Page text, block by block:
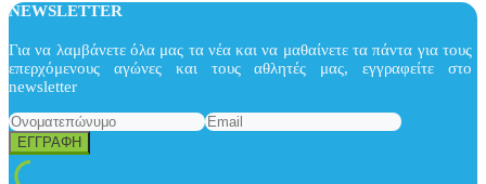
NEWSLETTER
Για να λαμβάνετε όλα μας τα νέα και να μαθαίνετε τα πάντα για τους
επερχόμενους αγώνες και τους αθλητές μας, εγγραφείτε στο
newsletter